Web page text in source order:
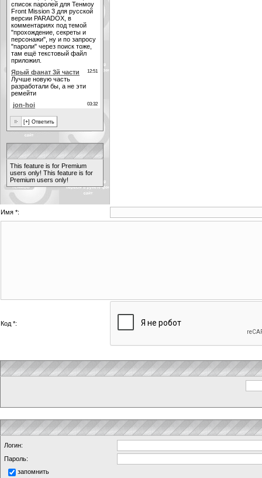
This feature is for Premium
users only! This feature is for
Premium users only!
Имя *:
Код *:
Логин:
Пароль:
запомнить